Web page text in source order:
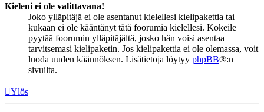
Kieleni ei ole valittavana!
Joko ylläpitäjä ei ole asentanut kielellesi kielipakettia tai
kukaan ei ole kääntänyt tätä foorumia kielellesi. Kokeile
pyytää foorumin ylläpitäjältä, josko hän voisi asentaa
tarvitsemasi kielipaketin. Jos kielipakettia ei ole olemassa, voit
luoda uuden käännöksen. Lisätietoja löytyy phpBB®:n
sivuilta.
Ylös